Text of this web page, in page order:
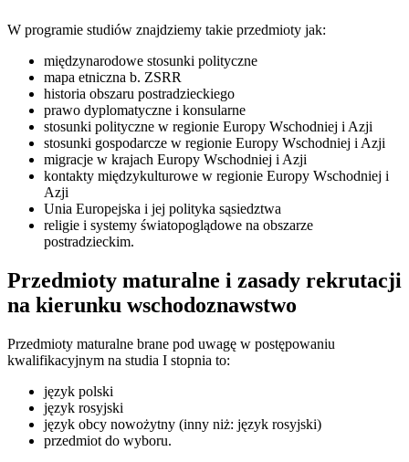
W programie studiów znajdziemy takie przedmioty jak:
międzynarodowe stosunki polityczne
mapa etniczna b. ZSRR
historia obszaru postradzieckiego
prawo dyplomatyczne i konsularne
stosunki polityczne w regionie Europy Wschodniej i Azji
stosunki gospodarcze w regionie Europy Wschodniej i Azji
migracje w krajach Europy Wschodniej i Azji
kontakty międzykulturowe w regionie Europy Wschodniej i
Azji
Unia Europejska i jej polityka sąsiedztwa
religie i systemy światopoglądowe na obszarze
postradzieckim.
Przedmioty maturalne i zasady rekrutacji
na kierunku wschodoznawstwo
Przedmioty maturalne brane pod uwagę w postępowaniu
kwalifikacyjnym na studia I stopnia to:
język polski
język rosyjski
język obcy nowożytny (inny niż: język rosyjski)
przedmiot do wyboru.